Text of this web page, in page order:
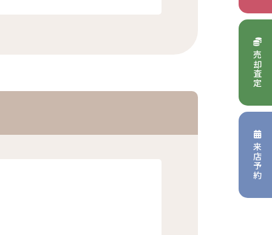
売却査定
来店予約